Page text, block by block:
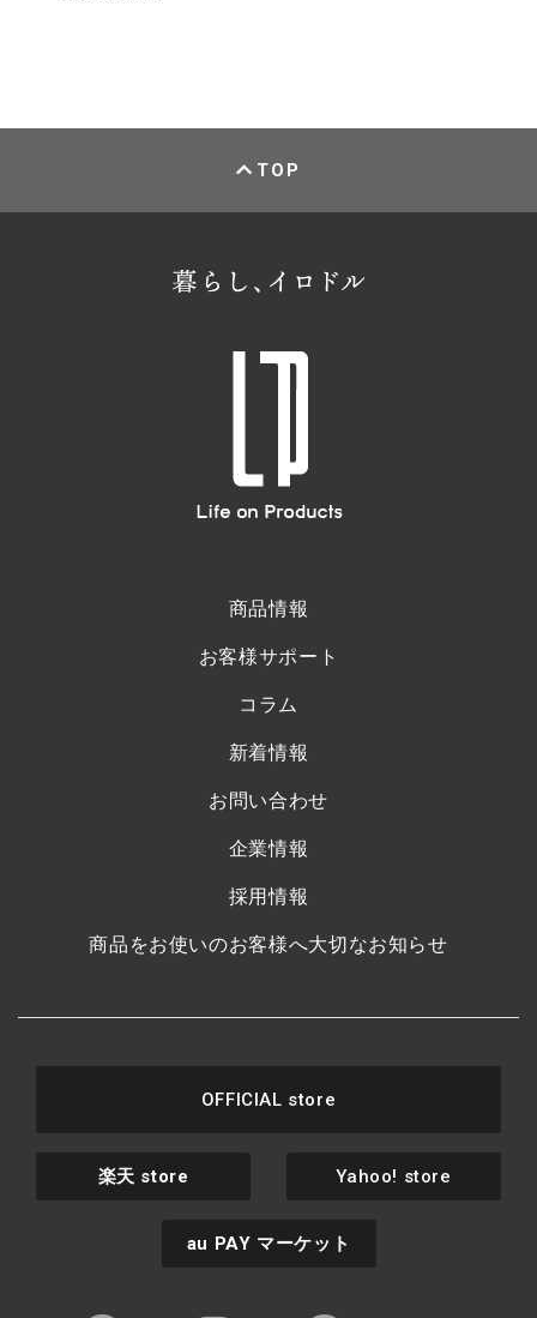
TOP
商品情報
お客様サポート
コラム
新着情報
お問い合わせ
企業情報
採用情報
商品をお使いのお客様へ大切なお知らせ
OFFICIAL store
楽天 store Yahoo! store
au PAY マーケット